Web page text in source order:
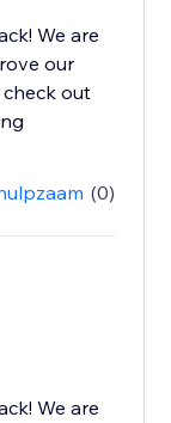
We are
our
out
(0)
We are